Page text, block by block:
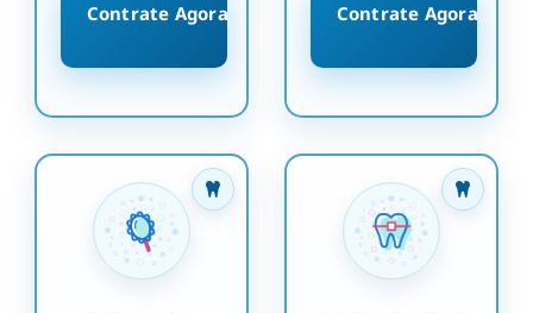
Contrate Agora Contrate Agora